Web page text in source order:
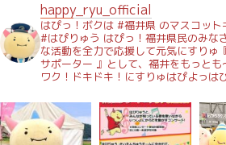
happy_ryu_official
はぴっ！ボクは #福井県 のマスコット
#はぴりゅう はぴっ！福井県民のみな
な活動を全力で応援して元気にすりゅ
サポーター 』として、福井をもっとも
ワク！ドキドキ！にすりゅはぴよっは